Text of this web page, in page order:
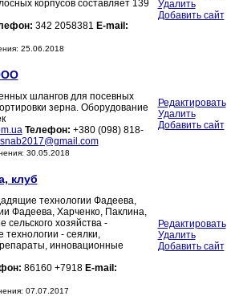
корпусов составляет 139
342 2058381 E-mail:
25.06.2018
Удалить
Добавить сайт
шлангов для посевных
зерна. Оборудование
Телефон: +380 (098) 818-
30.05.2018
Редактировать
Удалить
Добавить сайт
клуб
технологии Фадеева,
Фадеева, Харченко, Паклина,
сельского хозяйства -
- сеялки,
инновационные
86160 +7918 E-mail:
07.07.2017
Редактировать
Удалить
Добавить сайт